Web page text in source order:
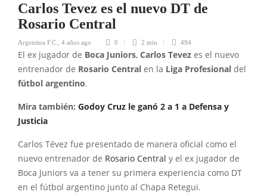
Carlos Tevez es el nuevo DT de
Rosario Central
Argentina F.C. 4 años ago 0 2 min 494
El ex jugador de Boca Juniors, Carlos Tevez es el nuevo
entrenador de Rosario Central en la Liga Profesional del
fútbol argentino.
Mira también: Godoy Cruz le ganó 2 a 1 a Defensa y
Justicia
Carlos Tévez fue presentado de manera oficial como el
nuevo entrenador de Rosario Central y el ex jugador de
Boca Juniors va a tener su primera experiencia como DT
en el fútbol argentino junto al Chapa Retegui.